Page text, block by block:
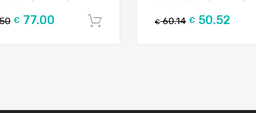
€ 77.00 Į krepšelį
€60.14 € 50.52